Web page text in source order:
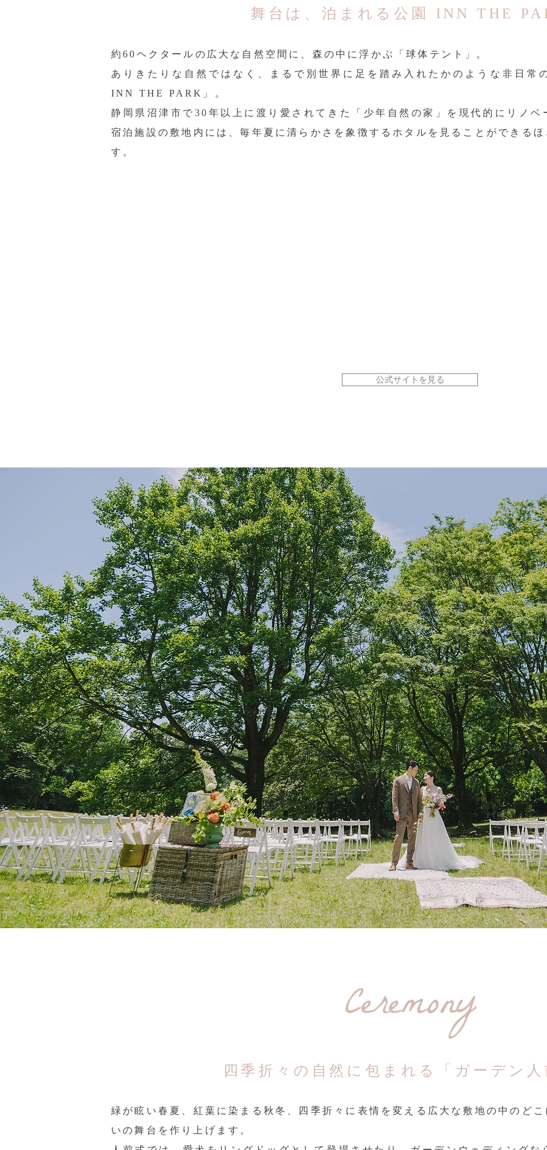
舞台は、泊まれる公園 INN THE
約60ヘクタールの広大な自然空間に、森の中に浮かぶ「球体テント」。
ありきたりな自然ではなく、まるで別世界に足を踏み入れたかのような非日常
INN THE PARK」。
静岡県沼津市で30年以上に渡り愛されてきた「少年自然の家」を現代的にリノ
宿泊施設の敷地内には、毎年夏に清らかさを象徴するホタルを見ることができる
す 。
公式サイトを見る
Ceremony
四季折々の自然に包まれる「ガーデン
緑が眩い春夏、紅葉に染まる秋冬、四季折々に表情を変える広大な敷地の中のど
いの舞台を作り上げます。